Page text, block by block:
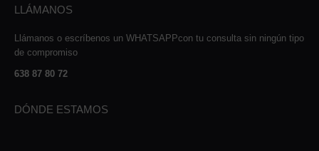
LLÁMANOS
Llámanos o escríbenos un WHATSAPPcon tu consulta sin ningún tipo
de compromiso
638 87 80 72
DÓNDE ESTAMOS